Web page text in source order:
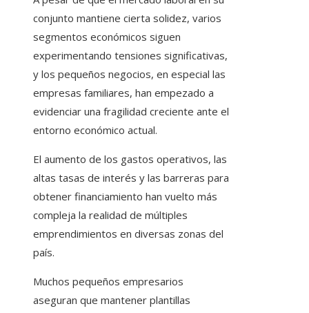
conjunto mantiene cierta solidez, varios
segmentos económicos siguen
experimentando tensiones significativas,
y los pequeños negocios, en especial las
empresas familiares, han empezado a
evidenciar una fragilidad creciente ante el
entorno económico actual.
El aumento de los gastos operativos, las
altas tasas de interés y las barreras para
obtener financiamiento han vuelto más
compleja la realidad de múltiples
emprendimientos en diversas zonas del
país.
Muchos pequeños empresarios
aseguran que mantener plantillas